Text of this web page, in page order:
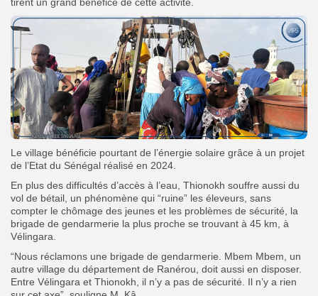
Le village bénéficie pourtant de l’énergie solaire grâce à un projet
de l’Etat du Sénégal réalisé en 2024.
En plus des difficultés d’accès à l’eau, Thionokh souffre aussi du
vol de bétail, un phénomène qui “ruine” les éleveurs, sans
compter le chômage des jeunes et les problèmes de sécurité, la
brigade de gendarmerie la plus proche se trouvant à 45 km, à
Vélingara.
“Nous réclamons une brigade de gendarmerie. Mbem Mbem, un
autre village du département de Ranérou, doit aussi en disposer.
Entre Vélingara et Thionokh, il n’y a pas de sécurité. Il n’y a rien